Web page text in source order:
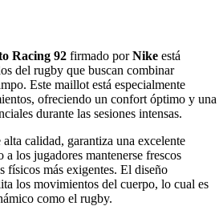
Racing 92 firmado porNike está
del rugby que buscan combinar
Este maillot está especialmente
ofreciendo un confort óptimo y una
durante las sesiones intensas.
calidad, garantiza una excelente
los jugadores mantenerse frescos
físicos más exigentes. El diseño
los movimientos del cuerpo, lo cual es
como el rugby.